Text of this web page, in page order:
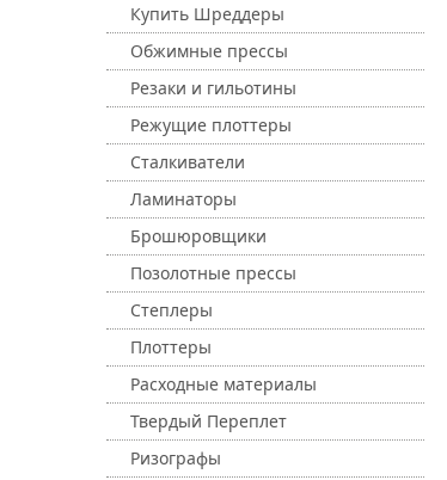
Купить Шреддеры
Обжимные прессы
Резаки и гильотины
Режущие плоттеры
Сталкиватели
Ламинаторы
Брошюровщики
Позолотные прессы
Степлеры
Плоттеры
Расходные материалы
Твердый Переплет
Ризографы